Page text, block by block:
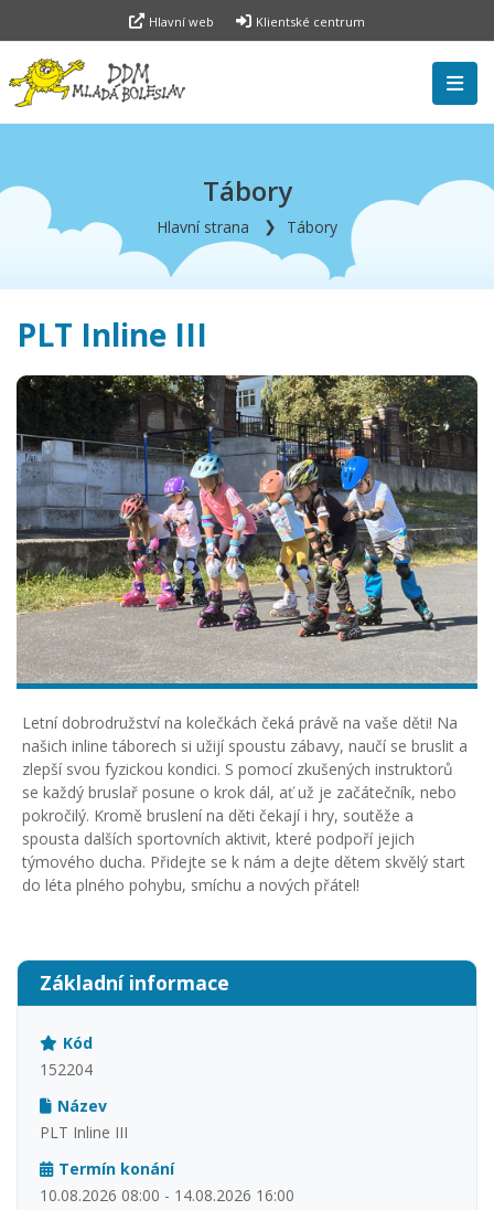
Hlavní web Klientské centrum
Tábory
Hlavní strana Tábory
PLT Inline III
Letní dobrodružství na kolečkách čeká právě na vaše děti! Na
našich inline táborech si užijí spoustu zábavy, naučí se bruslit a
zlepší svou fyzickou kondici. S pomocí zkušených instruktorů
se každý bruslař posune o krok dál, ať už je začátečník, nebo
pokročilý. Kromě bruslení na děti čekají i hry, soutěže a
spousta dalších sportovních aktivit, které podpoří jejich
týmového ducha. Přidejte se k nám a dejte dětem skvělý start
do léta plného pohybu, smíchu a nových přátel!
Základní informace
Kód
152204
Název
PLT Inline III
Termín konání
10.08.2026 08:00 - 14.08.2026 16:00